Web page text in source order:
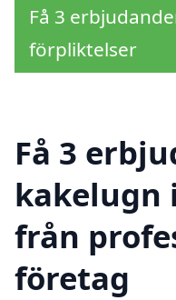
Få 3
förpliktelser
Få 3
kakelugn
från
företag